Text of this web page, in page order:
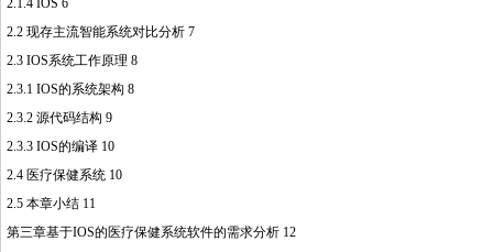
2.1.4 IOS 6
2.2 现存主流智能系统对比分析 7
2.3 IOS系统工作原理 8
2.3.1 IOS的系统架构 8
2.3.2 源代码结构 9
2.3.3 IOS的编译 10
2.4 医疗保健系统 10
2.5 本章小结 11
第三章基于IOS的医疗保健系统软件的需求分析 12